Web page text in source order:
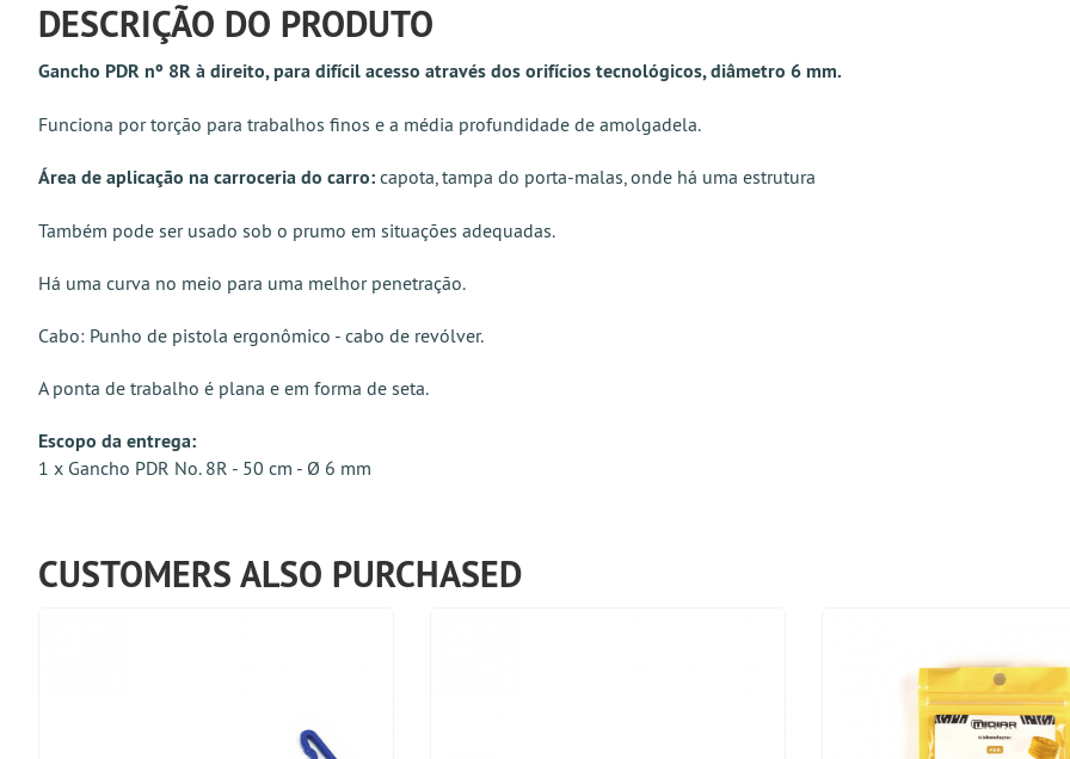
DESCRIÇÃO DO PRODUTO
Gancho PDR nº 8R à direito, para difícil acesso através dos orifícios tecnológicos, diâmetro 6 mm.
Funciona por torção para trabalhos finos e a média profundidade de amolgadela.
Área de aplicação na carroceria do carro: capota, tampa do porta-malas, onde há uma estrutura
Também pode ser usado sob o prumo em situações adequadas.
Há uma curva no meio para uma melhor penetração.
Cabo: Punho de pistola ergonômico - cabo de revólver.
A ponta de trabalho é plana e em forma de seta.
Escopo da entrega:
1 x Gancho PDR No. 8R - 50 cm - Ø 6 mm
CUSTOMERS ALSO PURCHASED